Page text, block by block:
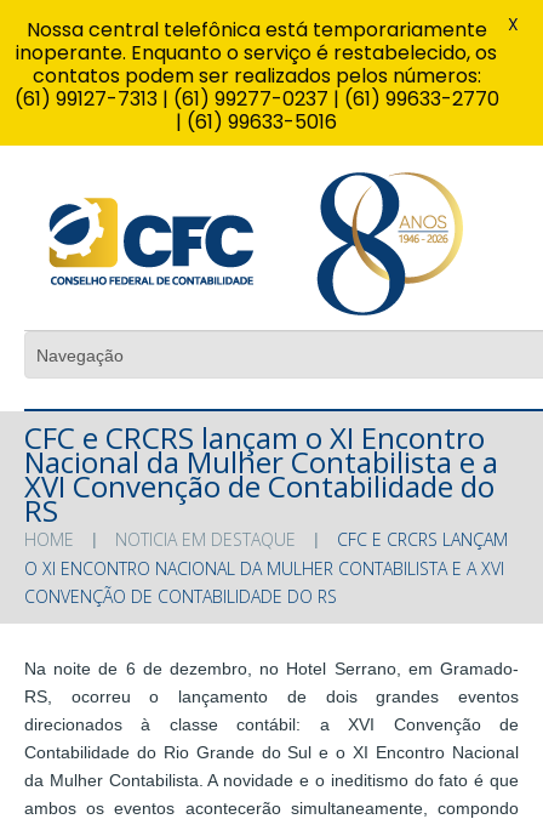
CFC e CRCRS lançam o XI Encontro
Nacional da Mulher Contabilista e a
XVI Convenção de Contabilidade do
RS
HOME NOTICIA EM DESTAQUE
CFC E CRCRS LANÇAM
O XI ENCONTRO NACIONAL DA MULHER CONTABILISTA E A XVI
CONVENÇÃO DE CONTABILIDADE DO RS
Na noite de 6 de dezembro, no Hotel Serrano, em Gramado-
RS, ocorreu o lançamento de dois grandes eventos
direcionados à classe contábil: a XVI Convenção de
Contabilidade do Rio Grande do Sul e o XI Encontro Nacional
da Mulher Contabilista. A novidade e o ineditismo do fato é que
ambos os eventos acontecerão simultaneamente, compondo
Nossa central telefônica está temporariamente
inoperante. Enquanto o serviço é restabelecido, os
contatos podem ser realizados pelos números:
(61) 99127-7313 | (61) 99277-0237 | (61) 99633-2770
| (61) 99633-5016
X